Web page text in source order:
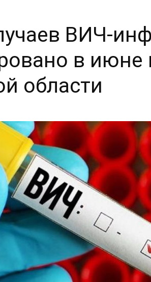
ВИЧ-
в июне
области